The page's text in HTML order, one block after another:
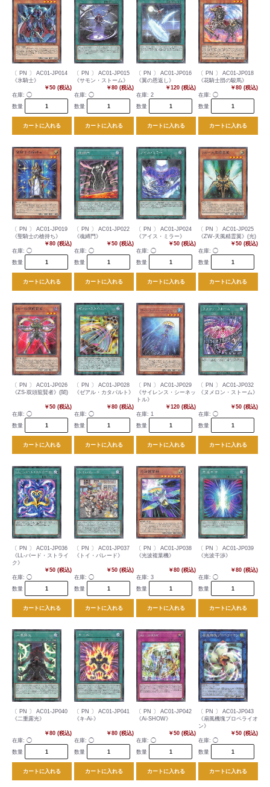
〔 PN 〕 AC01-JP014
《氷騎士》
￥50 (税込)
在庫: ◯
数量
カートに入れる
〔 PN 〕 AC01-JP015
《サモン・ストーム》
￥80 (税込)
在庫: ◯
数量
カートに入れる
〔 PN 〕 AC01-JP016
《翼の恩返し》
￥120 (税込)
在庫: 2
数量
カートに入れる
〔 PN 〕 AC01-JP018
《花騎士団の駿馬》
￥80 (税込)
在庫: ◯
数量
カートに入れる
〔 PN 〕 AC01-JP019
《聖騎士の槍持ち》
￥80 (税込)
在庫: ◯
数量
カートに入れる
〔 PN 〕 AC01-JP022
《魂縛門》
￥50 (税込)
在庫: ◯
数量
カートに入れる
〔 PN 〕 AC01-JP024
《アイス・ミラー》
￥50 (税込)
在庫: ◯
数量
カートに入れる
〔 PN 〕 AC01-JP025
《ZW-天風精霊翼》(光)
￥50 (税込)
在庫: ◯
数量
カートに入れる
〔 PN 〕 AC01-JP026
《ZS-双頭龍賢者》(闇)
￥50 (税込)
在庫: ◯
数量
カートに入れる
〔 PN 〕 AC01-JP028
《ゼアル・カタパルト》
￥80 (税込)
在庫: ◯
数量
カートに入れる
〔 PN 〕 AC01-JP029
《サイレンス・シーネッ
トル》
￥120 (税込)
在庫: 1
数量
カートに入れる
〔 PN 〕 AC01-JP032
《ヌメロン・ストーム》
￥50 (税込)
在庫: ◯
数量
カートに入れる
〔 PN 〕 AC01-JP036
《LL-バード・ストライ
ク》
￥50 (税込)
在庫: ◯
数量
カートに入れる
〔 PN 〕 AC01-JP037
《トイ・パレード》
￥50 (税込)
在庫: ◯
数量
カートに入れる
〔 PN 〕 AC01-JP038
《光波複葉機》
￥80 (税込)
在庫: 3
数量
カートに入れる
〔 PN 〕 AC01-JP039
《光波干渉》
￥80 (税込)
在庫: ◯
数量
カートに入れる
〔 PN 〕 AC01-JP040
《二重露光》
￥80 (税込)
在庫: ◯
数量
カートに入れる
〔 PN 〕 AC01-JP041
《キ-Ai-》
￥80 (税込)
在庫: ◯
数量
カートに入れる
〔 PN 〕 AC01-JP042
《Ai-SHOW》
￥50 (税込)
在庫: ◯
数量
カートに入れる
〔 PN 〕 AC01-JP043
《扇風機塊プロペライオ
ン》
￥50 (税込)
在庫: ◯
数量
カートに入れる